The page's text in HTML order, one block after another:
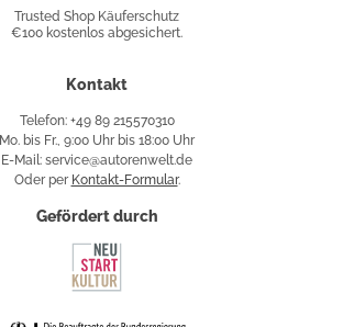
Käuferschutz
Trusted Shop Käuferschutz
€100 kostenlos abgesichert.
Kontakt
Telefon: +49 89 215570310
Mo. bis Fr., 9:00 Uhr bis 18:00 Uhr
E-Mail: service@autorenwelt.de
Oder per Kontakt-Formular.
Gefördert durch